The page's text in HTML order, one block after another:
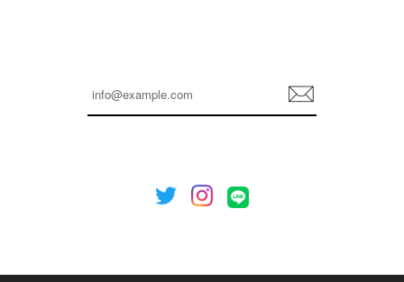
登
録